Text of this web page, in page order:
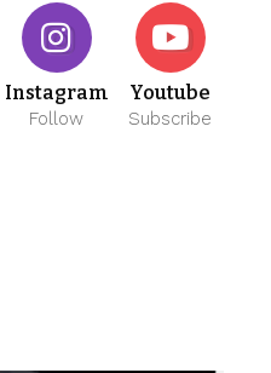
Instagram
Follow
Youtube
Subscribe